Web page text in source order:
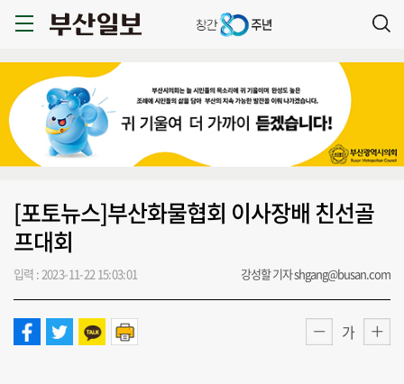
[포토뉴스]부산화물협회 이사장배 친선골
프대회
입력 : 2023-11-22 15:03:01 강성할 기자 shgang@busan.com
가